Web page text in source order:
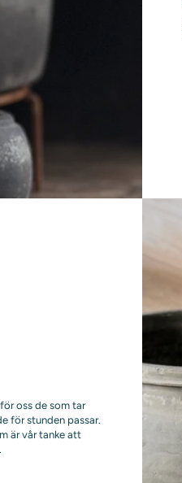
oss de som tar
för stunden passar.
är vår tanke att